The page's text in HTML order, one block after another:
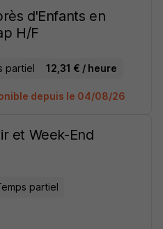
d'Enfants en
H/F
partiel 12,31 € / heure
depuis le 04/08/26
et Week-End
partiel